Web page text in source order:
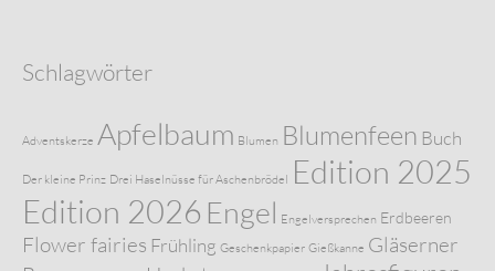
Schlagwörter
Adventskerze Apfelbaum Blumen Blumenfeen Buch
Der kleine Prinz Drei Haselnüsse für Aschenbrödel Edition 2025
Edition 2026 Engel Engelversprechen Erdbeeren
Flower fairies Frühling Geschenkpapier Gießkanne Gläserner